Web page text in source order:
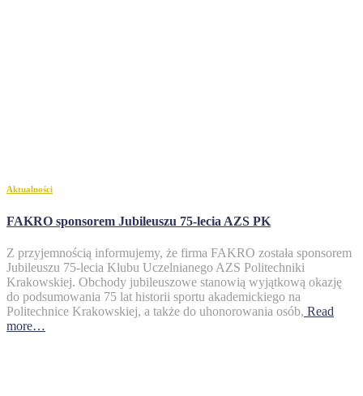
Aktualności
FAKRO sponsorem Jubileuszu 75-lecia AZS PK
Z przyjemnością informujemy, że firma FAKRO została sponsorem
Jubileuszu 75-lecia Klubu Uczelnianego AZS Politechniki
Krakowskiej. Obchody jubileuszowe stanowią wyjątkową okazję
do podsumowania 75 lat historii sportu akademickiego na
Politechnice Krakowskiej, a także do uhonorowania osób, Read
more…